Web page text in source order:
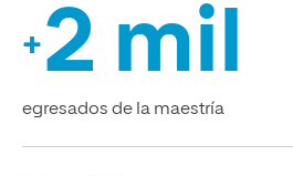
+2 mil
egresados de la maestría